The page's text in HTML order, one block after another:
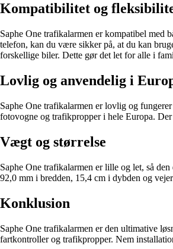
Kompatibilitet og
Saphe One trafikalarmen er kompatibel med
telefon, kan du være sikker på, at du kan
forskellige biler. Dette gør det let for alle i
Lovlig og anvendelig i
Saphe One trafikalarmen er lovlig og
fotovogne og trafikpropper i hele Europa.
Vægt og størrelse
Saphe One trafikalarmen er lille og let, så
92,0 mm i bredden, 15,4 cm i dybden og
Konklusion
Saphe One trafikalarmen er den ultimative
fartkontroller og trafikpropper. Nem